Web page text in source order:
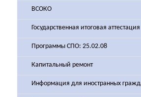
ВСОКО
Государственная итоговая аттестация
Программы СПО: 25.02.08
Капитальный ремонт
Информация для иностранных